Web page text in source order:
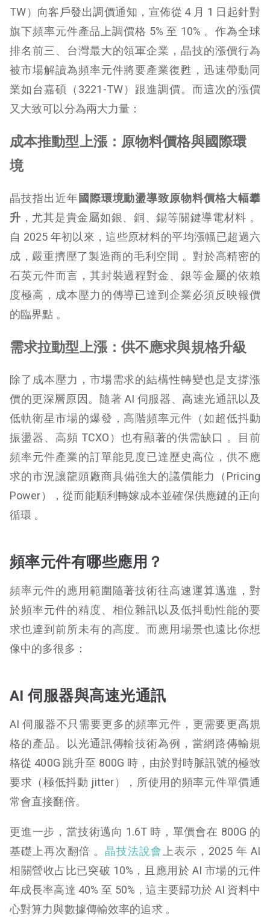
TW）向客戶發出調價通知，宣佈從 4 月 1 日起針對
旗下頻率元件產品上調價格 5% 至 10% 。作為全球
排名前三、台灣最大的領軍企業，晶技的漲價行為
被市場解讀為頻率元件將要產業復甦，迅速帶動同
業如台嘉碩（3221-TW）跟進調價。而這次的漲價
又大致可以分為兩大力量：
成本推動型上漲：原物料價格與國際環
境
晶技指出近年國際環境動盪導致原物料價格大幅攀
升 ，尤其是貴金屬如銀、銅、錫等關鍵導電材料 。
自 2025 年初以來，這些原材料的平均漲幅已超過六
成，嚴重擠壓了製造商的毛利空間 。對於高精密的
石英元件而言，其封裝過程對金、銀等金屬的依賴
度極高，成本壓力的傳導已達到企業必須反映報價
的臨界點 。
需求拉動型上漲：供不應求與規格升級
除了成本壓力，市場需求的結構性轉變也是支撐漲
價的更深層原因。隨著 AI 伺服器、高速光通訊以及
低軌衛星市場的爆發，高階頻率元件（如超低抖動
振盪器、高頻 TCXO）也有顯著的供需缺口 。目前
頻率元件產業的訂單能見度已達歷史高位，供不應
求的市況讓龍頭廠商具備強大的議價能力（Pricing
Power），從而能順利轉嫁成本並確保供應鏈的正向
循環 。
頻率元件有哪些應用？
頻率元件的應用範圍隨著技術往高速運算邁進，對
於頻率元件的精度、相位雜訊以及低抖動性能的要
求也達到前所未有的高度。而應用場景也遠比你想
像中的多很多：
AI 伺服器與高速光通訊
AI 伺服器不只需要更多的頻率元件，更需要更高規
格的產品。以光通訊傳輸技術為例，當網路傳輸規
格從 400G 跳升至 800G 時，由於對時脈訊號的極致
要求（極低抖動 jitter），所使用的頻率元件單價通
常會直接翻倍。
更進一步，當技術邁向 1.6T 時，單價會在 800G 的
基礎上再次翻倍 。 晶技法說會 上表示，2025 年 AI
相關營收占比已突破 10%，且應用於 AI 市場的元件
年成長率高達 40% 至 50%，這主要歸功於 AI 資料中
心對算力與數據傳輸效率的追求 。